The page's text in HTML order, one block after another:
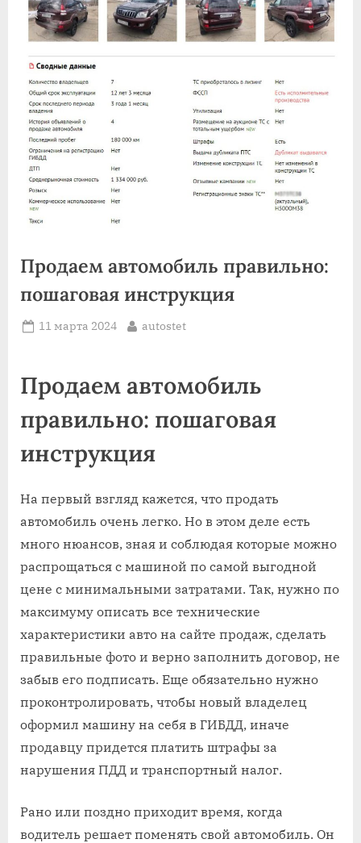
Продаем автомобиль правильно:
пошаговая инструкция
Posted
11 марта 2024 By
autostet
Продаем автомобиль
правильно: пошаговая
инструкция
На первый взгляд кажется, что продать
автомобиль очень легко. Но в этом деле есть
много нюансов, зная и соблюдая которые можно
распрощаться с машиной по самой выгодной
цене с минимальными затратами. Так, нужно по
максимуму описать все технические
характеристики авто на сайте продаж, сделать
правильные фото и верно заполнить договор, не
забыв его подписать. Еще обязательно нужно
проконтролировать, чтобы новый владелец
оформил машину на себя в ГИБДД, иначе
продавцу придется платить штрафы за
нарушения ПДД и транспортный налог.
Рано или поздно приходит время, когда
водитель решает поменять свой автомобиль. Он